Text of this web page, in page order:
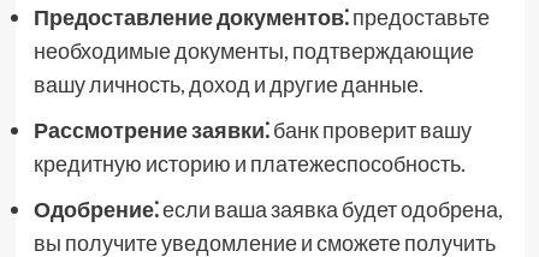
Предоставление документов⁚предоставьте
необходимые документы, подтверждающие
вашу личность, доход и другие данные.
Рассмотрение заявки⁚банк проверит вашу
кредитную историю и платежеспособность.
Одобрение⁚если ваша заявка будет одобрена,
вы получите уведомление и сможете получить